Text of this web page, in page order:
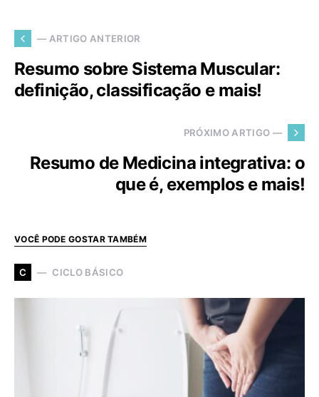
— ARTIGO ANTERIOR
Resumo sobre Sistema Muscular:
definição, classificação e mais!
PRÓXIMO ARTIGO —
Resumo de Medicina integrativa: o
que é, exemplos e mais!
VOCÊ PODE GOSTAR TAMBÉM
C CICLO BÁSICO